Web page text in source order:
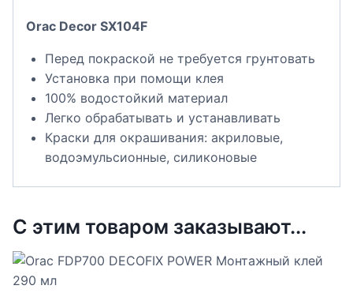
Orac Decor SX104F
Перед покраской не требуется грунтовать
Установка при помощи клея
100% водостойкий материал
Легко обрабатывать и устанавливать
Краски для окрашивания: акриловые,
водоэмульсионные, силиконовые
С этим товаром заказывают...